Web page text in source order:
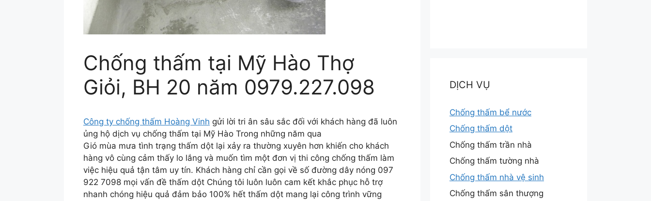
Chống thấm tại Mỹ Hào Thợ
Giỏi, BH 20 năm 0979.227.098
Công ty chống thấm Hoàng Vinh gửi lời tri ân sâu sắc đối với khách hàng đã luôn
ủng hộ dịch vụ chống thấm tại Mỹ Hào Trong những năm qua
Gió mùa mưa tình trạng thấm dột lại xảy ra thường xuyên hơn khiến cho khách
hàng vô cùng cảm thấy lo lắng và muốn tìm một đơn vị thi công chống thấm làm
việc hiệu quả tận tâm uy tín. Khách hàng chỉ cần gọi về số đường dây nóng 097
922 7098 mọi vấn đề thấm dột Chúng tôi luôn luôn cam kết khắc phục hỗ trợ
nhanh chóng hiệu quả đảm bảo 100% hết thấm dột mang lại công trình vững
DỊCH VỤ
Chống thấm bể nước
Chống thấm dột
Chống thấm trần nhà
Chống thấm tường nhà
Chống thấm nhà vệ sinh
Chống thấm sân thượng